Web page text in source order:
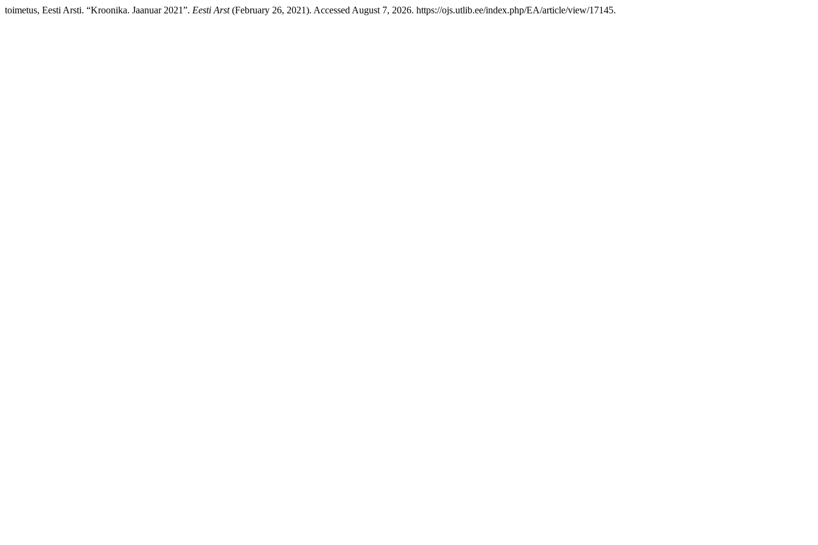
toimetus, Eesti Arsti. “Kroonika. Jaanuar 2021”. Eesti Arst(February 26, 2021). Accessed August 7, 2026. https://ojs.utlib.ee/index.php/EA/article/view/17145.